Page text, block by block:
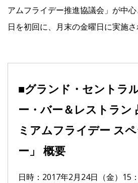
アムフライデー推進協議会」が中
日を初回に、月末の金曜日に実施さ
■グランド・セントラ
ー・バー＆レストラン
ミアムフライデー ス
ー」 概要
日時：2017年2月24日（金）15